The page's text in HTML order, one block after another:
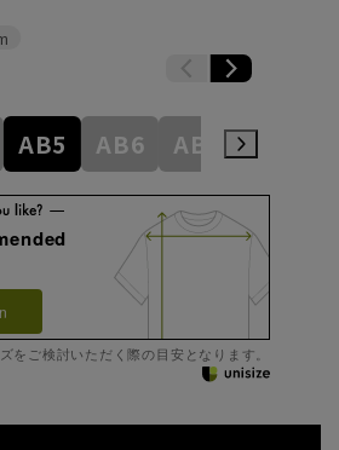
AB5 AB6 AB7 AB8
をご検討いただく際の目安となります。